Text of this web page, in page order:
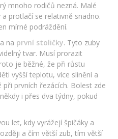
mnoho rodičů nezná. Malé
protlačí se relativně snadno.
mírné podráždění.
na první stoličky. Tyto zuby
tvar. Musí prorazit
je běžné, že při růstu
vyšší teplotu, více slinění a
prvních řezácích. Bolest zde
i přes dva týdny, pokud
let, kdy vyrážejí špičáky a
a čím větší zub, tím větší